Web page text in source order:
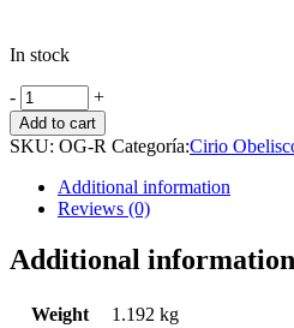
In stock
Obelisco
grande
Rojo
cantidad
- +
Add to cart
SKU: OG-R Categoría:Cirio
Additional information
Reviews (0)
Additional information
Weight
1.192 kg